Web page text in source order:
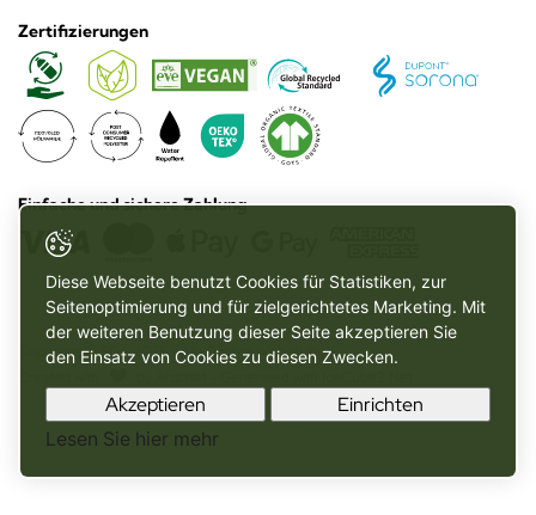
Zertifizierungen
Wiederverwertete
Materialien
Organisches
Material
Vegan
Global
Recycled
Standard
Recycled
Polyamide
Consumer
Recycled
Polyester
Water
Repellent
Oeko
Tex
Einfache und sichere Zahlung
Copyright © SG - 2026 - Alle Rechte vorbehalten
Diese Webseite benutzt Cookies für Statistiken, zur
Seitenoptimierung und für zielgerichtetes Marketing. Mit
der weiteren Benutzung dieser Seite akzeptieren Sie
den Einsatz von Cookies zu diesen Zwecken.
Akzeptieren Einrichten
Lesen Sie hier mehr